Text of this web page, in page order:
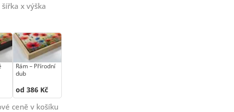
x výška
Rám –⁠⁠⁠⁠⁠⁠ Přírodní
dub
od 386 Kč
ceně v košíku